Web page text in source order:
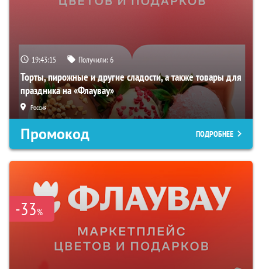
19:43:14 Получили:6
Торты, пирожные и другие сладости, а также товары для
праздника на «Флаувау»
Россия
Промокод ПОДРОБНЕЕ
-33%